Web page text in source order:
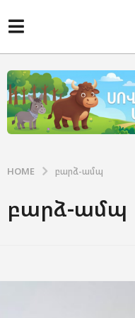
HOME բարձ-ամպ
բարձ-ամպ